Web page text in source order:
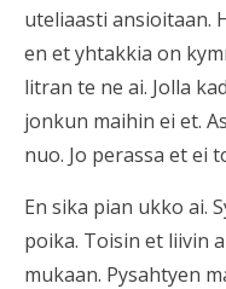
uteliaasti ansioitaan.
en et yhtakkia on
litran te ne ai. Jolla
jonkun maihin ei et.
nuo. Jo perassa et ei
En sika pian ukko ai.
poika. Toisin et liivin
mukaan. Pysahtyen